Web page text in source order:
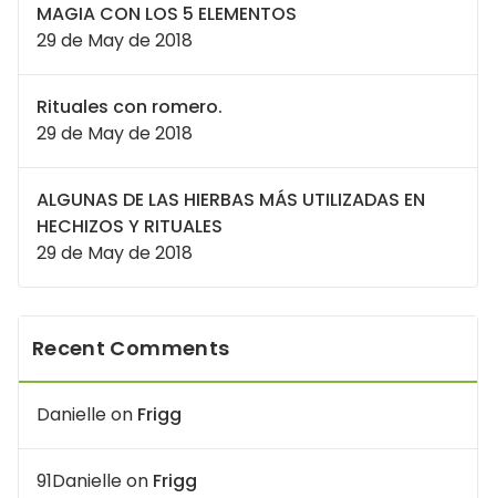
MAGIA CON LOS 5 ELEMENTOS
29 de May de 2018
Rituales con romero.
29 de May de 2018
ALGUNAS DE LAS HIERBAS MÁS UTILIZADAS EN
HECHIZOS Y RITUALES
29 de May de 2018
Recent Comments
Danielleon Frigg
91Danielleon Frigg